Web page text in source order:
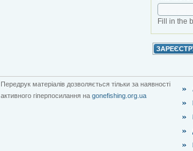
Fill in the
Передрук матеріалів дозволяється тільки за наявності
активного гіперпосилання на gonefishing.org.ua